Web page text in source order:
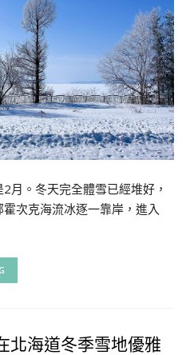
月。冬天完全體雪已經堆好，
次克海流冰逐一靠岸，進入
北海道冬季雪地優雅